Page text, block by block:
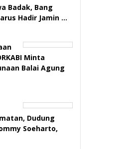
Badak, Bang
Hadir Jamin …
Minta
Balai Agung
Dudung
Soeharto,